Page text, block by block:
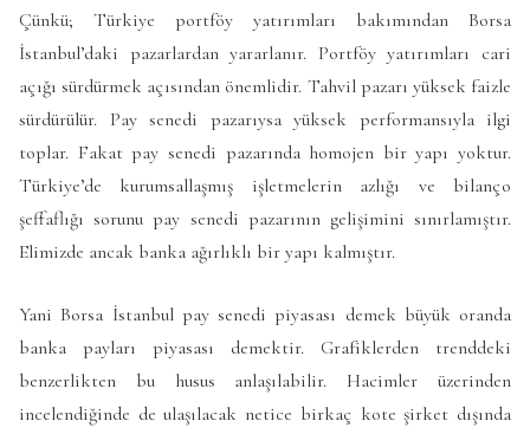
Çünkü; Türkiye portföy yatırımları bakımından Borsa
İstanbul’daki pazarlardan yararlanır. Portföy yatırımları cari
açığı sürdürmek açısından önemlidir. Tahvil pazarı yüksek faizle
sürdürülür. Pay senedi pazarıysa yüksek performansıyla ilgi
toplar. Fakat pay senedi pazarında homojen bir yapı yoktur.
Türkiye’de kurumsallaşmış işletmelerin azlığı ve bilanço
şeffaflığı sorunu pay senedi pazarının gelişimini sınırlamıştır.
Elimizde ancak banka ağırlıklı bir yapı kalmıştır.
Yani Borsa İstanbul pay senedi piyasası demek büyük oranda
banka payları piyasası demektir. Grafiklerden trenddeki
benzerlikten bu husus anlaşılabilir. Hacimler üzerinden
incelendiğinde de ulaşılacak netice birkaç kote şirket dışında